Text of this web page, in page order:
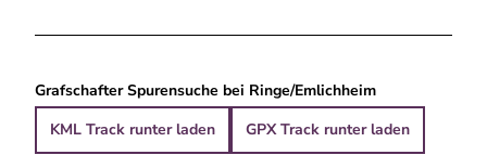
Grafschafter Spurensuche bei Ringe/Emlichheim
KML Track runter laden
GPX Track runter laden